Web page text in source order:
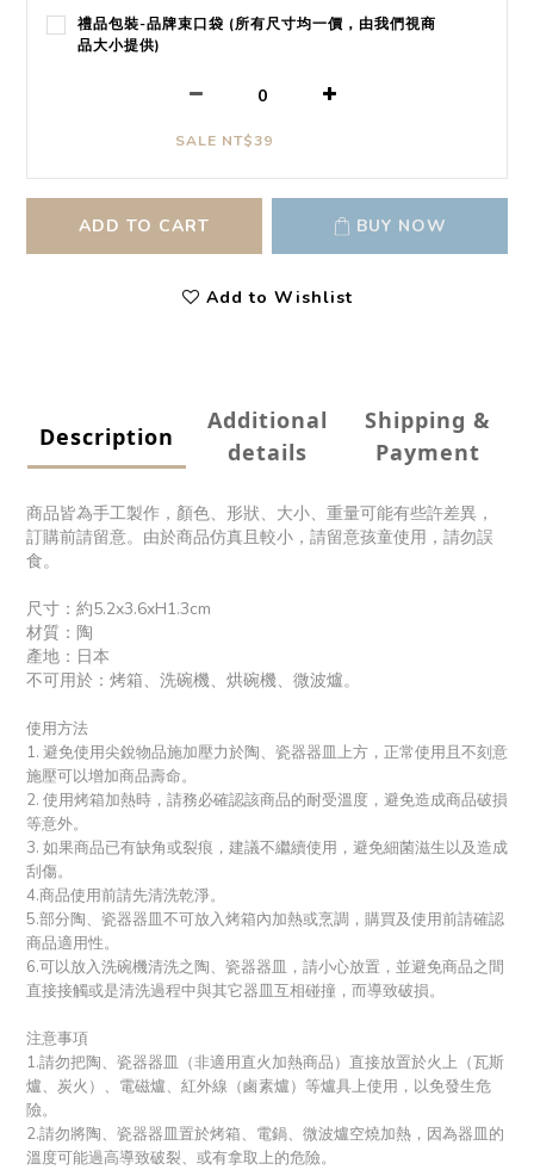
禮品包裝-品牌束口袋 (所有尺寸均一價，由我們視商
品大小提供)
SALE NT$39
ADD TO CART BUY NOW
Add to Wishlist
Description
Additional
details
Shipping &
Payment
商品皆為手工製作，顏色、形狀、大小、重量可能有些許差異，
訂購前請留意。由於商品仿真且較小，請留意孩童使用，請勿誤
食。
尺寸：約5.2x3.6xH1.3cm
材質：陶
產地：日本
不可用於：烤箱、洗碗機、烘碗機、微波爐。
使用方法
1. 避免使用尖銳物品施加壓力於陶、瓷器器皿上方，正常使用且不刻意
施壓可以增加商品壽命。
2. 使用烤箱加熱時，請務必確認該商品的耐受溫度，避免造成商品破損
等意外。
3. 如果商品已有缺角或裂痕，建議不繼續使用，避免細菌滋生以及造成
刮傷。
4.商品使用前請先清洗乾淨。
5.部分陶、瓷器器皿不可放入烤箱內加熱或烹調，購買及使用前請確認
商品適用性。
6.可以放入洗碗機清洗之陶、瓷器器皿，請小心放置，並避免商品之間
直接接觸或是清洗過程中與其它器皿互相碰撞，而導致破損。
注意事項
1.請勿把陶、瓷器器皿（非適用直火加熱商品）直接放置於火上（瓦斯
爐、炭火）、電磁爐、紅外線（鹵素爐）等爐具上使用，以免發生危
險。
2.請勿將陶、瓷器器皿置於烤箱、電鍋、微波爐空燒加熱，因為器皿的
溫度可能過高導致破裂、或有拿取上的危險。